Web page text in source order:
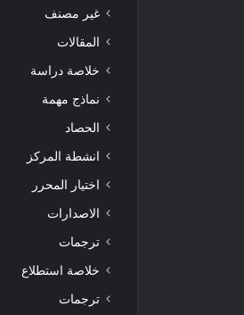
غير مصنف
المقالات
خلاصة دراسة
نماذج مهمة
الحصاد
انشطة المركز
اختيار المحرر
الاصدارات
ترجمات
خلاصة استطلاع
ترجمات